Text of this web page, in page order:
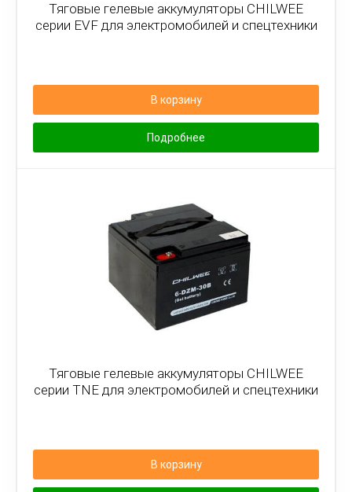
Тяговые гелевые аккумуляторы CHILWEE
серии EVF для электромобилей и спецтехники
В корзину
Подробнее
Тяговые гелевые аккумуляторы CHILWEE
серии TNE для электромобилей и спецтехники
В корзину